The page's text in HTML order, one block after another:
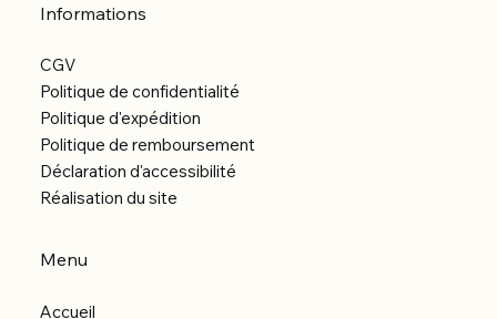
Informations
CGV
Politique de confidentialité
Politique d'expédition
Politique de remboursement
Déclaration d'accessibilité
Réalisation du site
Menu
Accueil